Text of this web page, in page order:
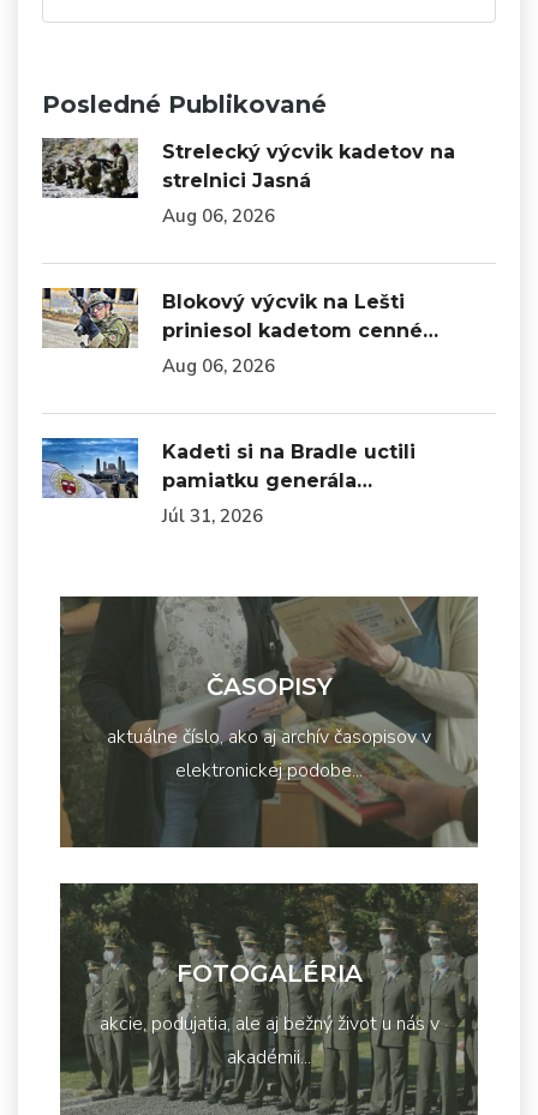
Posledné Publikované
Strelecký výcvik kadetov na
strelnici Jasná
Aug 06, 2026
Blokový výcvik na Lešti
priniesol kadetom cenné…
Aug 06, 2026
Kadeti si na Bradle uctili
pamiatku generála…
Júl 31, 2026
ČASOPISY
aktuálne číslo, ako aj archív časopisov v
elektronickej podobe...
FOTOGALÉRIA
akcie, podujatia, ale aj bežný život u nás v
akadémii...